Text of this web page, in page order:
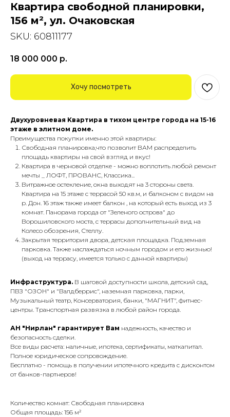
Квартира свободной планировки,
156 м², ул. Очаковская
SKU: 60811177
18 000 000 р.
Хочу посмотреть
Двухуровневая Kвapтира в тихом центpе гopода на 15-16
этaжe в элитном доме.
Преимущества покупки именно этой квартиры:
Свободная планировка,что позволит ВАМ распределить
площадь квартиры на свой взгляд и вкус!
Квартира в черновой отделке - можно воплотить любой ремонт
мечты _ ЛОФТ, ПРОВАНС, Классика...
Витражное остекление, окна выходят на 3 стороны света.
Квартира на 15 этаже с террасой 50 кв.м, и балконом с видом на
р. Дон. 16 этаж также имеет балкон , на который есть выход из 3
комнат. Панорама города от "Зеленого острова" до
Ворошиловского моста, с террасы дополнительный вид на
Колесо обозрения, Стеллу.
Закрытая территория двора, дeтcкaя площaдкa. Подземная
парковка. Также наслаждаться ночным городом и его жизнью!
(выход на террасу, имеется только с данной квартиры)
Инфраструктура. В шаговой доступности школа, детский сад,
ПВЗ "ОЗОН" и "Валдберрис", наземная парковка, парки,
Музыкальный театр, Консерватория, банки, "МАГНИТ", фитнес-
центры. Транспортная развязка в любой район города.
АН "Нирлан" гарантирует Вам надежность, качество и
безопасность сделки.
Все виды расчета: наличные, ипотека, сертификаты, маткапитал.
Полное юридическое сопровождение.
Бесплатно - помощь в получении ипотечного кредита с дисконтом
от банков-партнеров!
Количество комнат: Свободная планировка
Общая площадь: 156 м²